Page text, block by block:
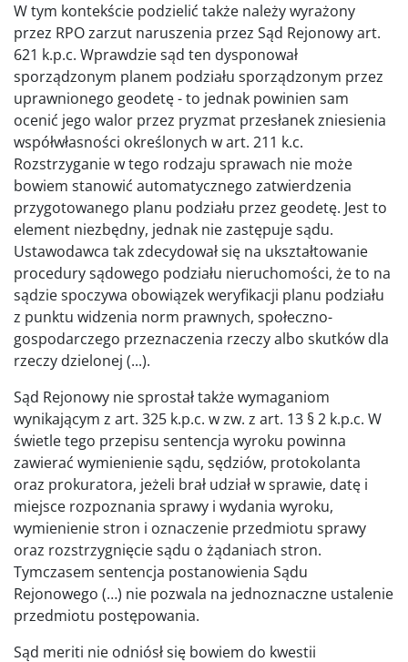
W tym kontekście podzielić także należy wyrażony
przez RPO zarzut naruszenia przez Sąd Rejonowy art.
621 k.p.c. Wprawdzie sąd ten dysponował
sporządzonym planem podziału sporządzonym przez
uprawnionego geodetę - to jednak powinien sam
ocenić jego walor przez pryzmat przesłanek zniesienia
współwłasności określonych w art. 211 k.c.
Rozstrzyganie w tego rodzaju sprawach nie może
bowiem stanowić automatycznego zatwierdzenia
przygotowanego planu podziału przez geodetę. Jest to
element niezbędny, jednak nie zastępuje sądu.
Ustawodawca tak zdecydował się na ukształtowanie
procedury sądowego podziału nieruchomości, że to na
sądzie spoczywa obowiązek weryfikacji planu podziału
z punktu widzenia norm prawnych, społeczno-
gospodarczego przeznaczenia rzeczy albo skutków dla
rzeczy dzielonej (...).
Sąd Rejonowy nie sprostał także wymaganiom
wynikającym z art. 325 k.p.c. w zw. z art. 13 § 2 k.p.c. W
świetle tego przepisu sentencja wyroku powinna
zawierać wymienienie sądu, sędziów, protokolanta
oraz prokuratora, jeżeli brał udział w sprawie, datę i
miejsce rozpoznania sprawy i wydania wyroku,
wymienienie stron i oznaczenie przedmiotu sprawy
oraz rozstrzygnięcie sądu o żądaniach stron.
Tymczasem sentencja postanowienia Sądu
Rejonowego (…) nie pozwala na jednoznaczne ustalenie
przedmiotu postępowania.
Sąd meriti nie odniósł się bowiem do kwestii